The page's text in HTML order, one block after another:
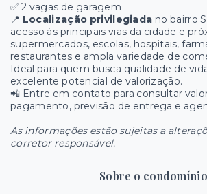
✅ 2 vagas de garagem
📍 Localização privilegiada no bairro
acesso às principais vias da cidade e
supermercados, escolas, hospitais,
restaurantes e ampla variedade de
Ideal para quem busca qualidade de
excelente potencial de valorização.
📲 Entre em contato para consultar
pagamento, previsão de entrega e
As informações estão sujeitas a
corretor responsável.
Sobre o condomínio